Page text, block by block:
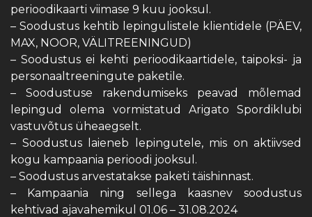
perioodikaarti viimase 9 kuu jooksul.
– Soodustus kehtib lepingulistele klientidele (PÄEV,
MAX, NOOR, VÄLITREENINGUD)
– Soodustus ei kehti perioodikaartidele, taipoksi- ja
personaaltreeningute paketile.
– Soodustuse rakendumiseks peavad mõlemad
lepingud olema vormistatud Arigato Spordiklubi
vastuvõtus üheaegselt.
– Soodustus laieneb lepingutele, mis on aktiivsed
kogu kampaania perioodi jooksul.
– Soodustus arvestatakse paketi täishinnast.
– Kampaania ning sellega kaasnev soodustus
kehtivad ajavahemikul 01.06 – 31.08.2024